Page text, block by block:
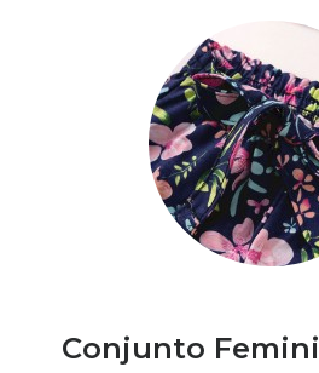
Conjunto